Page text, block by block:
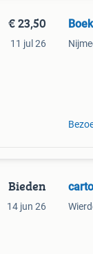
€ 23,50
11 jul 26
Bieden
14 jun 26